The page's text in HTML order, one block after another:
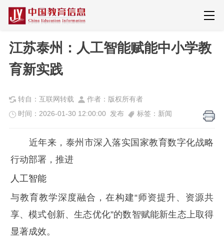
江苏泰州：人工智能赋能中小学教
育新实践
转自：互联网转载
作者：版权所有者
时间：2026-01-30 12:00:00 发布
标签：新闻
近年来，泰州市深入落实国家教育数字化战略
行动部署，推进
人工智能
与教育教学深度融合，在构建“师资提升、资源共
享、模式创新、生态优化”的数智赋能新生态上取得
显著成效。